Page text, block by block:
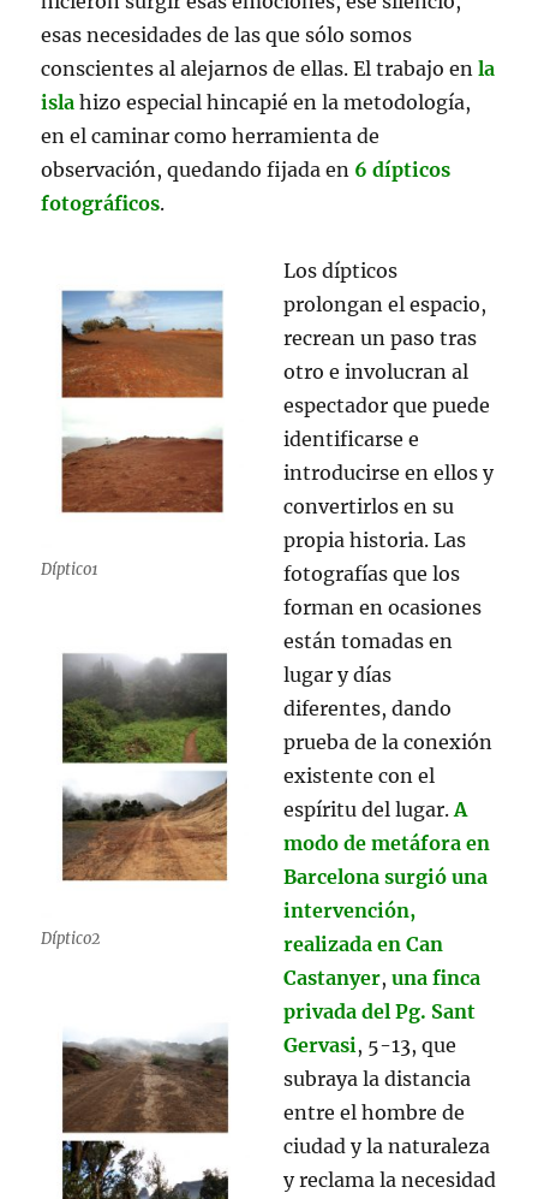
esas necesidades de las que sólo somos
conscientes al alejarnos de ellas. El trabajo enla
isla hizo especial hincapié en la metodología,
en el caminar como herramienta de
observación, quedando fijada en 6 dípticos
fotográficos.
Díptico1
Díptico2
Los dípticos
prolongan el espacio,
recrean un paso tras
otro e involucran al
espectador que puede
identificarse e
introducirse en ellos y
convertirlos en su
propia historia. Las
fotografías que los
forman en ocasiones
están tomadas en
lugar y días
diferentes, dando
prueba de la conexión
existente con el
espíritu del lugar.A
modo de metáfora en
Barcelona surgió una
intervención,
realizada en Can
Castanyer,una finca
privada del Pg. Sant
Gervasi , 5-13, que
subraya la distancia
entre el hombre de
ciudad y la naturaleza
y reclama la necesidad